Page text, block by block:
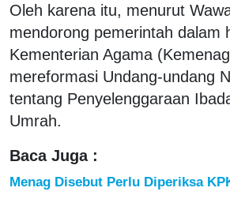
Oleh karena itu, menurut
mendorong pemerintah dalam
Kementerian Agama
mereformasi Undang-undang
tentang Penyelenggaraan
Umrah.
Baca Juga :
Menag Disebut Perlu Diperiksa